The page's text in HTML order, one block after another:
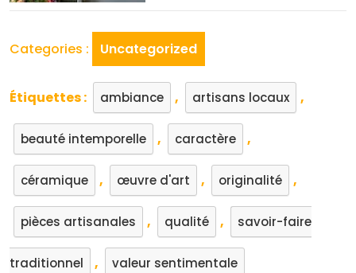
Authentique
Categories : Uncategorized
Étiquettes : ambiance , artisans locaux ,
beauté intemporelle , caractère ,
céramique , œuvre d'art , originalité ,
pièces artisanales , qualité , savoir-faire
traditionnel , valeur sentimentale